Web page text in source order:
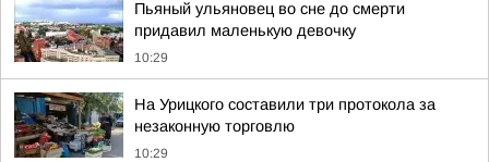
Пьяный ульяновец во сне до смерти
придавил маленькую девочку
10:29
На Урицкого составили три протокола за
незаконную торговлю
10:29